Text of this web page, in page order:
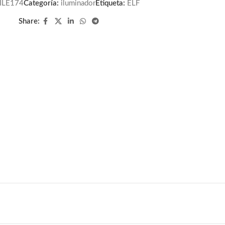
Categoría: iluminadorEtiqueta: ELF
Share: